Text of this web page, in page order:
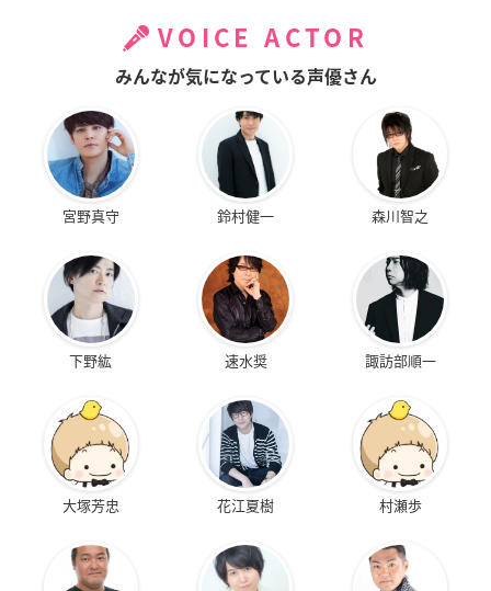
VOICE ACTOR
みんなが気になっている声優さん
宮野真守 鈴村健一 森川智之
下野紘 速水奨 諏訪部順一
大塚芳忠 花江夏樹 村瀬歩